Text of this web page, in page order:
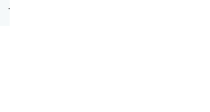
-50~+175